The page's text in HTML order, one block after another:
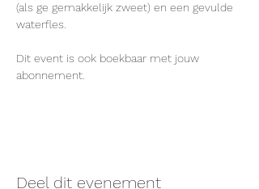
(als ge gemakkelijk zweet) en een gevulde
waterfles.
Dit event is ook boekbaar met jouw
abonnement.
Deel dit evenement